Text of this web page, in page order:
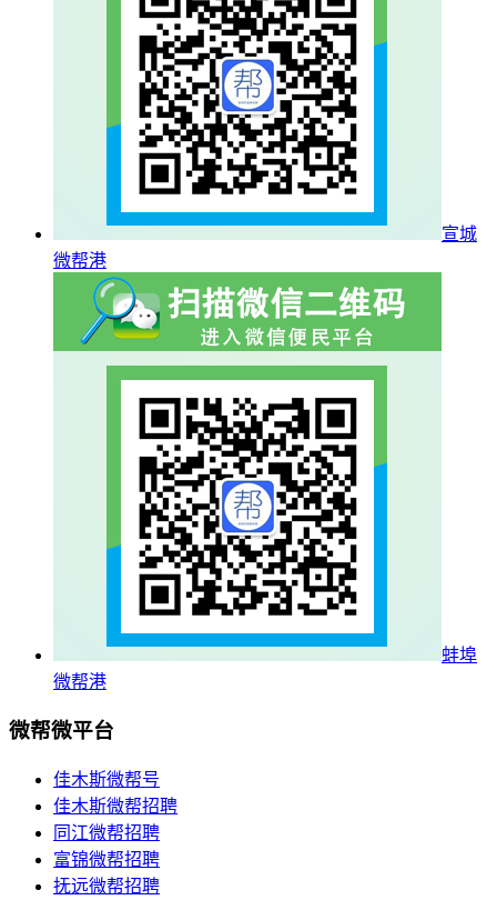
宣城
微帮港
蚌埠
微帮港
微帮微平台
佳木斯微帮号
佳木斯微帮招聘
同江微帮招聘
富锦微帮招聘
抚远微帮招聘